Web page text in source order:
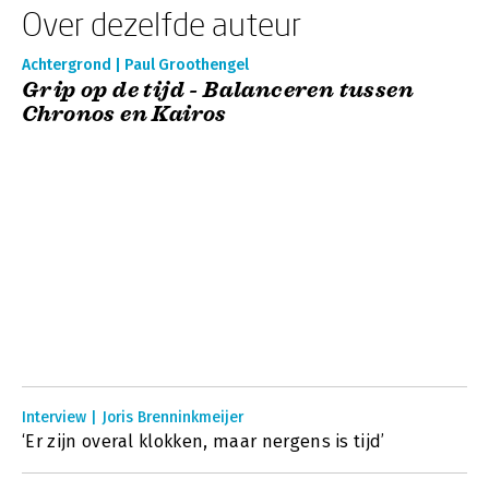
Over dezelfde auteur
Achtergrond | Paul Groothengel
Grip op de tijd - Balanceren tussen
Chronos en Kairos
Interview | Joris Brenninkmeijer
‘Er zijn overal klokken, maar nergens is tijd’